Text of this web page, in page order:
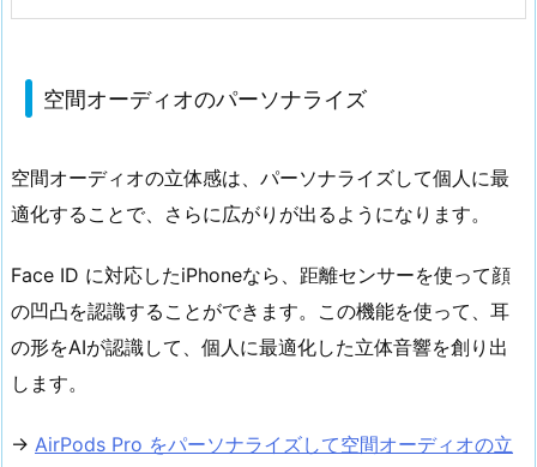
空間オーディオのパーソナライズ
空間オーディオの立体感は、パーソナライズして個人に最
適化することで、さらに広がりが出るようになります。
Face ID に対応したiPhoneなら、距離センサーを使って顔
の凹凸を認識することができます。この機能を使って、耳
の形をAIが認識して、個人に最適化した立体音響を創り出
します。
→ AirPods Pro をパーソナライズして空間オーディオの立